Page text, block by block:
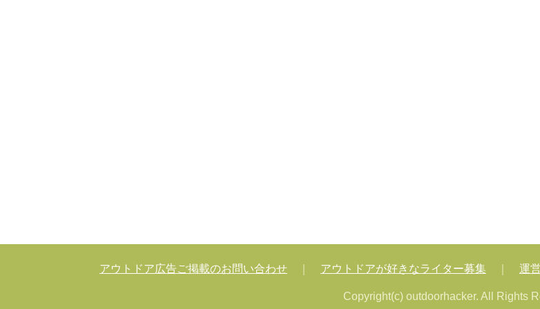
アウトドア広告ご掲載のお問い合わせ アウトドアが好きなライター募集 運
Copyright(c) outdoorhacker. All Rights